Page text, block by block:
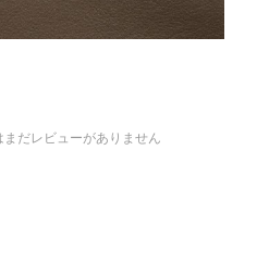
だレビューがありません